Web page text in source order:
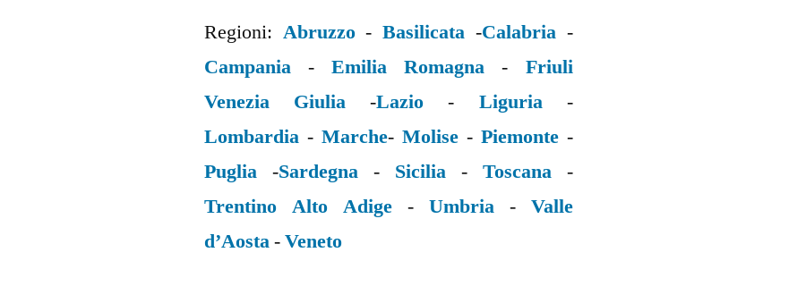
Regioni: Abruzzo-Basilicata -Calabria-
Campania -Emilia Romagna - Friuli
Venezia Giulia -Lazio - Liguria-
Lombardia - Marche- Molise- Piemonte-
Puglia -Sardegna- Sicilia- Toscana-
Trentino Alto Adige- Umbria- Valle
d’Aosta-Veneto